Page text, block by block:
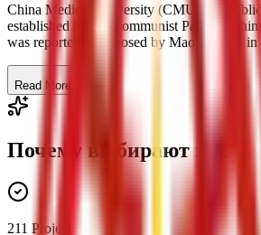
China Medical University (CMU) is a
established by the Communist Party of
was reportedly proposed by Mao Zedong
Read More
Почему выбирают нас
211 Project